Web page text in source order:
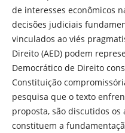
de interesses econômicos
decisões judiciais
vinculados ao viés
Direito (AED) podem
Democrático de Direito
Constituição
pesquisa que o texto
proposta, são discutidos
constituem a